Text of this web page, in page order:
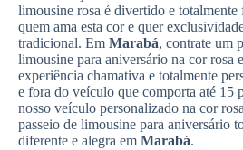
limousine rosa é divertido e totalmente
quem ama esta cor e quer
tradicional. Em Marabá, contrate um
limousine para aniversário na cor rosa
experiência chamativa e totalmente
e fora do veículo que comporta até 15
nosso veículo personalizado na cor
passeio de limousine para aniversário
diferente e alegra em Marabá.